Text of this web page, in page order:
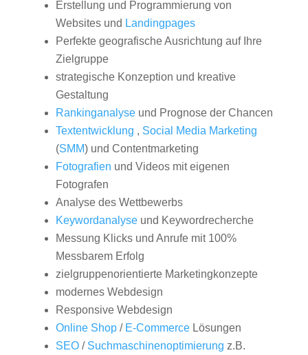
Erstellung und Programmierung von
Websites und Landingpages
Perfekte geografische Ausrichtung auf Ihre
Zielgruppe
strategische Konzeption und kreative
Gestaltung
Rankinganalyseund Prognose der Chancen
Textentwicklung , Social Media Marketing
(SMM) und Contentmarketing
Fotografien und Videos mit eigenen
Fotografen
Analyse des Wettbewerbs
Keywordanalyseund Keywordrecherche
Messung Klicks und Anrufe mit 100%
Messbarem Erfolg
zielgruppenorientierte Marketingkonzepte
modernes Webdesign
Responsive Webdesign
Online Shop/ E-CommerceLösungen
SEO/ Suchmaschinenoptimierung z.B.